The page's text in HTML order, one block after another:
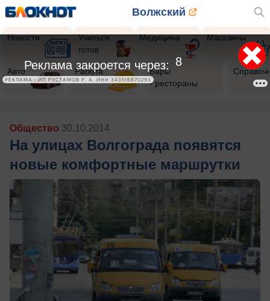
Волжский
Новости
Учиться
готов
Медицина Магазины
Авто Работа
Бары
- рестораны
Общество 30.10.2014
На улицах Волгограда появятся
новые комфортные маршрутки
5
Реклама закроется через:
РЕКЛАМА • ИП РУСТАМОВ Р. А. ИНН 343516870293